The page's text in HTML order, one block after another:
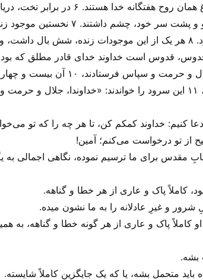
در مقابل آن تخت، هفت چراغ نیز روشن بود.
موجود زنده نیز در چهار گوشه تخت
به صورت انسان و چهارمی به شکل عقابی در حال پرواز بود. ۸ هر یک از این
زنده به آنکس که بر تخت نشسته بود و
است، پرستش کردند، و تاجهای خود را پیش تخت او انداخته، ۱۱ این سرود را
کنیم: خداوند کمکم کن، تا هر چه را که تو
از تو درخواست می‌‌کنم؛ آمین!
برای ما ترسیم نموده، نگاهی اجمالی به
کاملاً پاک و عاری از هر خطا و گناهه.
شرور و غیرِ عادلانه را به ما نشون میده.
پاک و عاری از هر گونه خطا و گناهه، به همین
بشه.
متحمل بشه، یا که یک جایگزینِ کاملاً شایسته.